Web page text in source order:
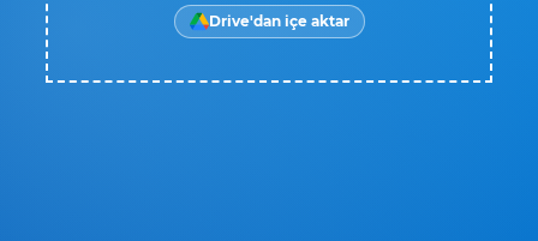
Drive'dan içe aktar